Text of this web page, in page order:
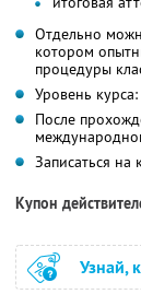
Отдельно
котором
процедуры
Уровень
После
Записаться на
Купон
Узнай,